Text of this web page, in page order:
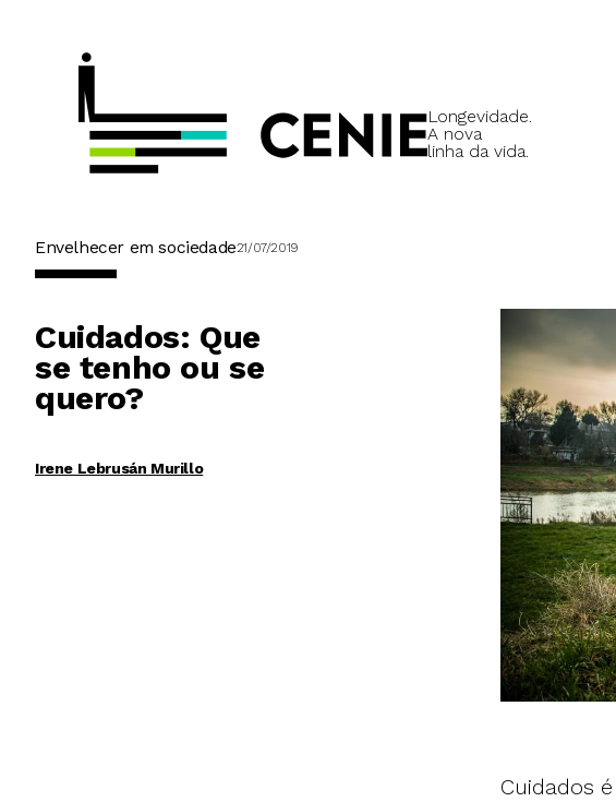
Longevidade.
A nova
linha da vida.
Envelhecer em sociedade21/07/2019
Cuidados: Que
se tenho ou se
quero?
Irene Lebrusán Murillo
Cuidados